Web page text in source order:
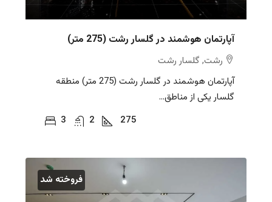
آپارتمان هوشمند در گلسار رشت (275 متر)
رشت, گلسار رشت
آپارتمان هوشمند در گلسار رشت (275 متر) منطقه
گلسار یکی از مناطق...
3
2 275
فروخته شد